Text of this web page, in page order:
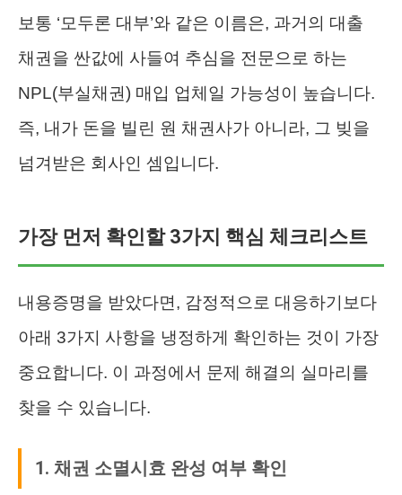
보통 ‘모두론 대부’와 같은 이름은, 과거의 대출
채권을 싼값에 사들여 추심을 전문으로 하는
NPL(부실채권) 매입 업체일 가능성이 높습니다.
즉, 내가 돈을 빌린 원 채권사가 아니라, 그 빚을
넘겨받은 회사인 셈입니다.
가장 먼저 확인할 3가지 핵심 체크리스트
내용증명을 받았다면, 감정적으로 대응하기보다
아래 3가지 사항을 냉정하게 확인하는 것이 가장
중요합니다. 이 과정에서 문제 해결의 실마리를
찾을 수 있습니다.
1. 채권 소멸시효 완성 여부 확인